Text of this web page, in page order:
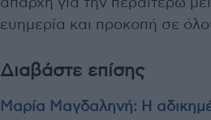
απαρχή για την περαιτέρω
ευημερία και προκοπή σε
Διαβάστε επίσης
Μαρία Μαγδαληνή: Η